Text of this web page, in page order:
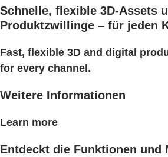
Schnelle, flexible 3D-Assets
Produktzwillinge – für jeden
Fast, flexible 3D and digital
for every channel.
Weitere Informationen
Learn more
Entdeckt die Funktionen und